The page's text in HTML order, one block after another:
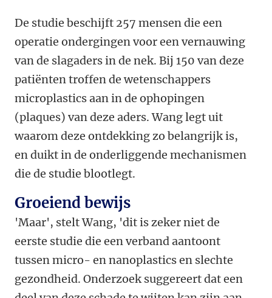
De studie beschijft 257 mensen die een
operatie ondergingen voor een vernauwing
van de slagaders in de nek. Bij 150 van deze
patiënten troffen de wetenschappers
microplastics aan in de ophopingen
(plaques) van deze aders. Wang legt uit
waarom deze ontdekking zo belangrijk is,
en duikt in de onderliggende mechanismen
die de studie blootlegt.
Groeiend bewijs
'Maar', stelt Wang, 'dit is zeker niet de
eerste studie die een verband aantoont
tussen micro- en nanoplastics en slechte
gezondheid. Onderzoek suggereert dat een